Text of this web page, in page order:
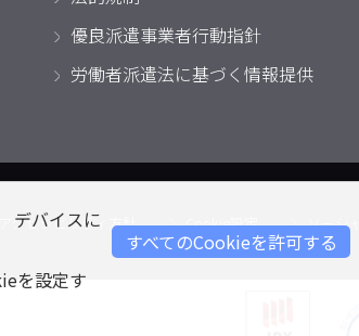
優良派遣事業者行動指針
労働者派遣法に基づく情報提供
クセシビリティ方針 Cookie設定 ソーシ
デバイスに
を設定す
すべてのCookieを許可する